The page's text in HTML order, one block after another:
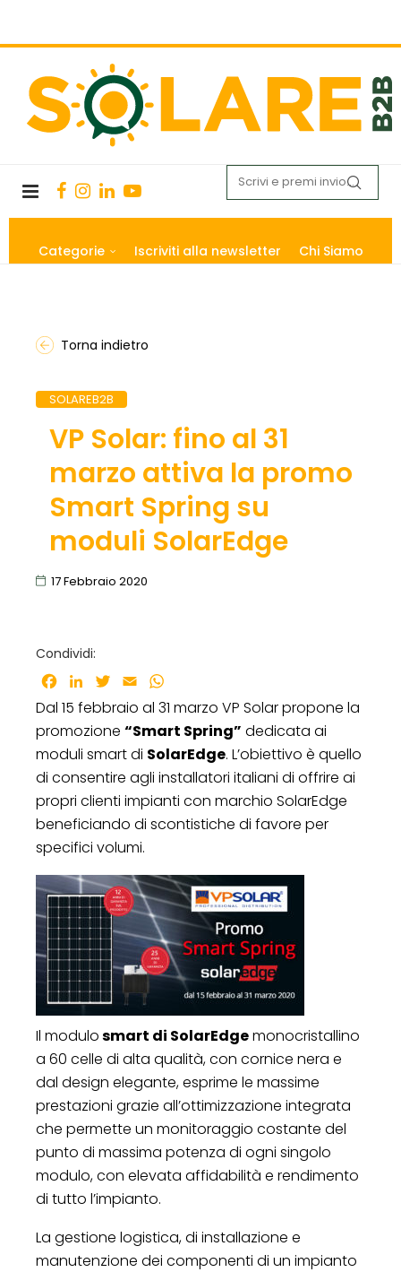
Categorie Iscriviti alla newsletter Chi Siamo
Torna indietro
SOLAREB2B
VP Solar: fino al 31
marzo attiva la promo
Smart Spring su
moduli SolarEdge
17 Febbraio 2020
Condividi:
Facebook
LinkedInTwitter
Email
Dal 15 febbraio al 31 marzo VP Solar propone la
promozione “Smart Spring” dedicata ai
moduli smart di SolarEdge. L’obiettivo è quello
di consentire agli installatori italiani di offrire ai
propri clienti impianti con marchio SolarEdge
beneficiando di scontistiche di favore per
specifici volumi.
Il modulosmart di SolarEdgemonocristallino
a 60 celle di alta qualità, con cornice nera e
dal design elegante, esprime le massime
prestazioni grazie all’ottimizzazione integrata
che permette un monitoraggio costante del
punto di massima potenza di ogni singolo
modulo, con elevata affidabilità e rendimento
di tutto l’impianto.
La gestione logistica, di installazione e
manutenzione dei componenti di un impianto